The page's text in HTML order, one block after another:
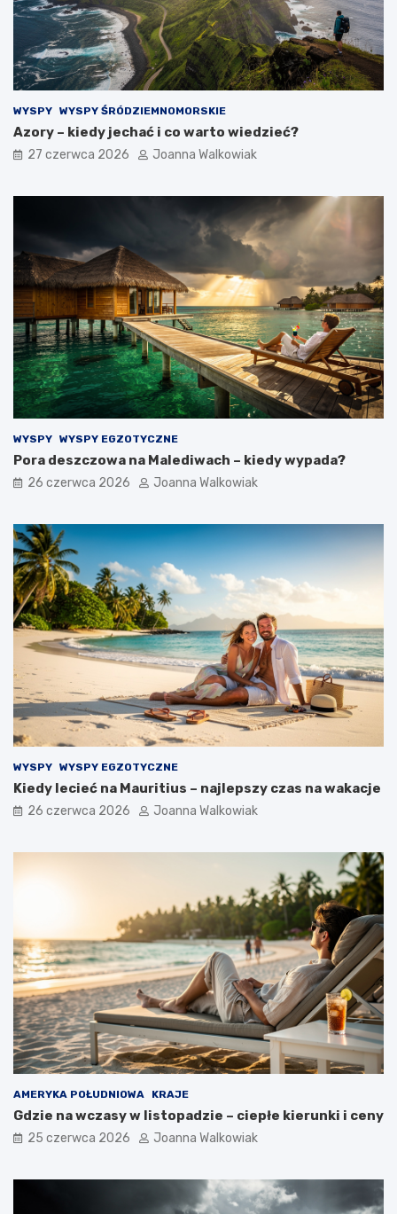
WYSPY WYSPY ŚRÓDZIEMNOMORSKIE
Azory – kiedy jechać i co warto wiedzieć?
27 czerwca 2026 Joanna Walkowiak
WYSPY WYSPY EGZOTYCZNE
Pora deszczowa na Malediwach – kiedy wypada?
26 czerwca 2026 Joanna Walkowiak
WYSPY WYSPY EGZOTYCZNE
Kiedy lecieć na Mauritius – najlepszy czas na wakacje
26 czerwca 2026 Joanna Walkowiak
AMERYKA POŁUDNIOWA KRAJE
Gdzie na wczasy w listopadzie – ciepłe kierunki i ceny
25 czerwca 2026 Joanna Walkowiak